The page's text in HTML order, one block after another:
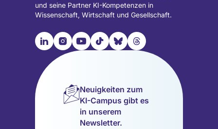
und seine Partner KI-Kompetenzen in
Wissenschaft, Wirtschaft und Gesellschaft.

Besuche
unsere
LinkedIn
📹︎
Besuche
unsere
(wird
in
einem
neuen
📺︎
Besuche
(wird
in
einem
neuen
🎵︎
Besuche
(wird
in
einem
neuen
🦋︎
Besuche
(wird
in
einem
neuen
🧵︎
Besuche
unsere
(wird
in
Neuigkeiten zum
KI-Campus gibt es
in unserem
Newsletter.